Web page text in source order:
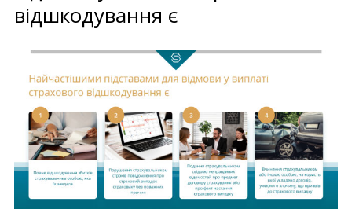
відшкодування є